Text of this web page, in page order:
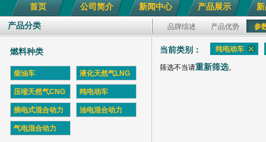
首页 公司简介 新闻中心 产品展示
产品分类 品牌综述 产品优势 参
燃料种类
柴油车 液化天然气LNG
压缩天然气CNG 纯电动车
插电式混合动力 油电混合动力
气电混合动力
当前类别： 纯电动车
筛选不当请重新筛选。